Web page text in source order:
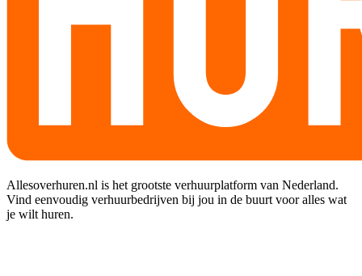
Allesoverhuren.nl is het grootste verhuurplatform van Nederland.
Vind eenvoudig verhuurbedrijven bij jou in de buurt voor alles wat
je wilt huren.